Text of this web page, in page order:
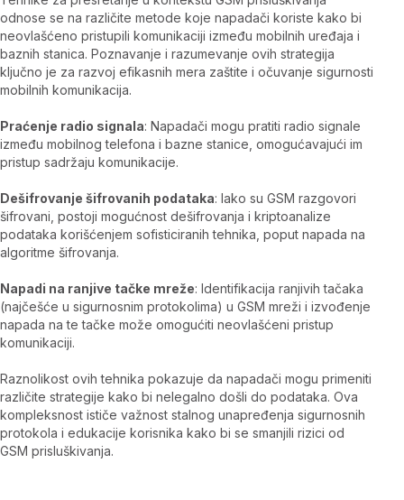
odnose se na različite metode koje napadači koriste kako bi
neovlašćeno pristupili komunikaciji između mobilnih uređaja i
baznih stanica. Poznavanje i razumevanje ovih strategija
ključno je za razvoj efikasnih mera zaštite i očuvanje sigurnosti
mobilnih komunikacija.
Praćenje radio signala: Napadači mogu pratiti radio signale
između mobilnog telefona i bazne stanice, omogućavajući im
pristup sadržaju komunikacije.
Dešifrovanje šifrovanih podataka: Iako su GSM razgovori
šifrovani, postoji mogućnost dešifrovanja i kriptoanalize
podataka korišćenjem sofisticiranih tehnika, poput napada na
algoritme šifrovanja.
Napadi na ranjive tačke mreže: Identifikacija ranjivih tačaka
(najčešće u sigurnosnim protokolima) u GSM mreži i izvođenje
napada na te tačke može omogućiti neovlašćeni pristup
komunikaciji.
Raznolikost ovih tehnika pokazuje da napadači mogu primeniti
različite strategije kako bi nelegalno došli do podataka. Ova
kompleksnost ističe važnost stalnog unapređenja sigurnosnih
protokola i edukacije korisnika kako bi se smanjili rizici od
GSM prisluškivanja.